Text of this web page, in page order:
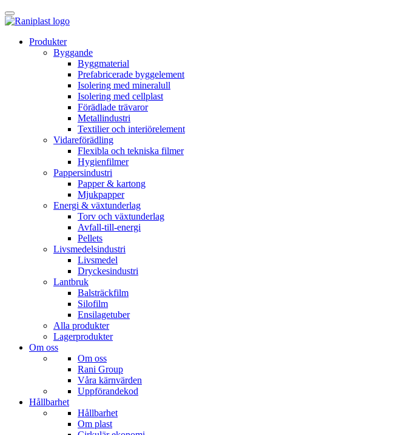
Skip
to
Produkter
Byggande
Byggmaterial
Prefabricerade byggelement
Isolering med mineralull
Isolering med cellplast
Förädlade trävaror
Metallindustri
Textilier och interiörelement
Vidareförädling
Flexibla och tekniska filmer
Hygienfilmer
Pappersindustri
Papper & kartong
Mjukpapper
Energi & växtunderlag
Torv och växtunderlag
Avfall-till-energi
Pellets
Livsmedelsindustri
Livsmedel
Dryckesindustri
Lantbruk
Balsträckfilm
Silofilm
Ensilagetuber
Alla produkter
Lagerprodukter
Om oss
Om oss
Rani Group
Våra kärnvärden
Uppförandekod
Hållbarhet
Hållbarhet
Om plast